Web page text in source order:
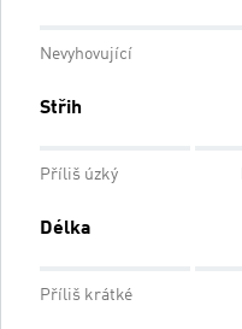
Nevyhovující
Střih
Příliš úzký
Délka
Příliš krátké